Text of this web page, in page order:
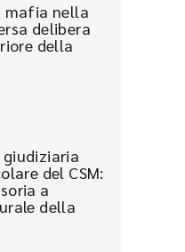
mafia nella
delibera
della
del CSM:
a
della